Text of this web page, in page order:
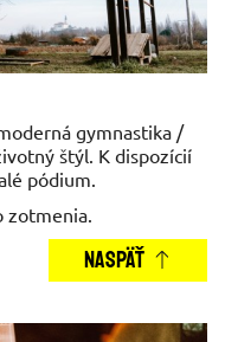
gymnastika /
štýl. K dispozícií
pódium.
zotmenia.
NASPÄŤ